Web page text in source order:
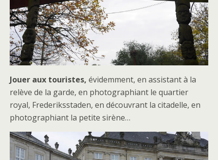
Jouer aux touristes, évidemment, en assistant à la
relève de la garde, en photographiant le quartier
royal, Frederiksstaden, en découvrant la citadelle, en
photographiant la petite sirène…